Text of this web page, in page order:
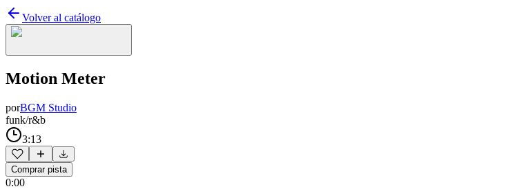
Volver al catálogo
Motion Meter
porBGM Studio
funk/r&b
3:13
Comprar pista
0:00